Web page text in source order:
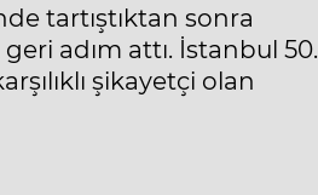
tartıştıktan sonra
adım attı. İstanbul 50.
şikayetçi olan